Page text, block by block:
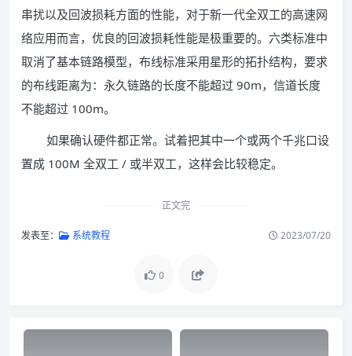
串扰以及回波损耗方面的性能，对于新一代全双工的高速网
络应用而言，优良的回波损耗性能是极重要的。六类标准中
取消了基本链路模型，布线标准采用星形的拓扑结构，要求
的布线距离为：永久链路的长度不能超过 90m，信道长度
不能超过 100m。
如果确认硬件都正常。试着把其中一个或两个千兆口设
置成 100M 全双工 / 或半双工，这样会比较稳定。
正文完
发表至： 系统教程 2023/07/20
0